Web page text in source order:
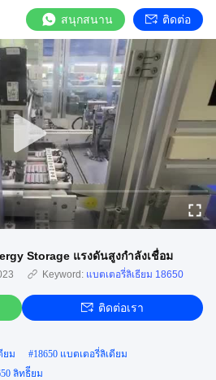
สนุกสนาน ติดต่อ
Storage แรงดันสูงกำลังเชื่อม
Keyword: แบตเตอรี่ลิเธียม 18650
ติดต่อเรา
ยม #18650 แบตเตอรี่ลิเดียม
ลิทธิียม